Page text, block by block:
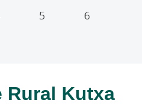
5 6
Rural Kutxa